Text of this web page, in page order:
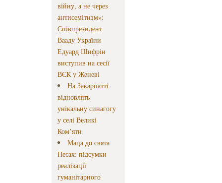
війну, а не через
антисемітизм»:
Співпрезидент
Вааду України
Едуард Шифрін
виступив на сесії
ВЄК у Женеві
На Закарпатті
відновлять
унікальну синагогу
у селі Великі
Ком’яти
Маца до свята
Песах: підсумки
реалізації
гуманітарного